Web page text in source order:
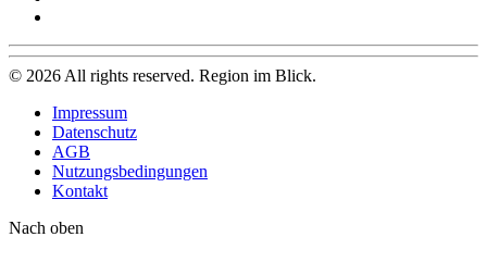
© 2026 All rights reserved. Region im Blick.
Impressum
Datenschutz
AGB
Nutzungsbedingungen
Kontakt
Nach oben